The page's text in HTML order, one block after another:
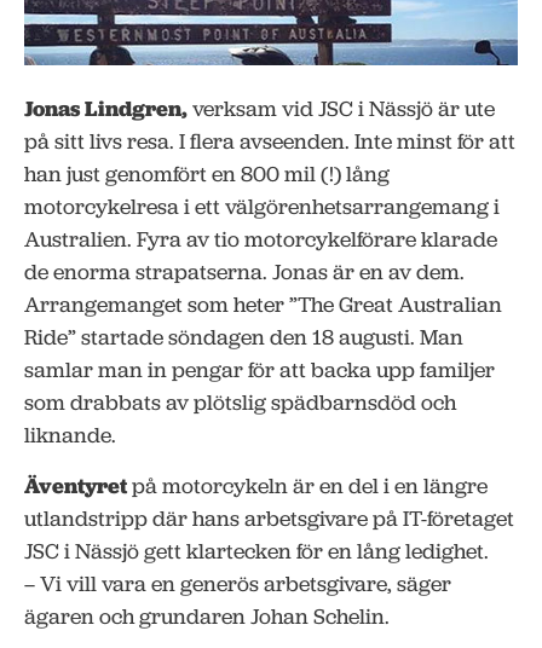
Jonas Lindgren,verksam vid JSC i Nässjö är ute
på sitt livs resa. I flera avseenden. Inte minst för att
han just genomfört en 800 mil (!) lång
motorcykelresa i ett välgörenhetsarrangemang i
Australien. Fyra av tio motorcykelförare klarade
de enorma strapatserna. Jonas är en av dem.
Arrangemanget som heter ”The Great Australian
Ride” startade söndagen den 18 augusti. Man
samlar man in pengar för att backa upp familjer
som drabbats av plötslig spädbarnsdöd och
liknande.
Äventyretpå motorcykeln är en del i en längre
utlandstripp där hans arbetsgivare på IT-företaget
JSC i Nässjö gett klartecken för en lång ledighet.
– Vi vill vara en generös arbetsgivare, säger
ägaren och grundaren Johan Schelin.